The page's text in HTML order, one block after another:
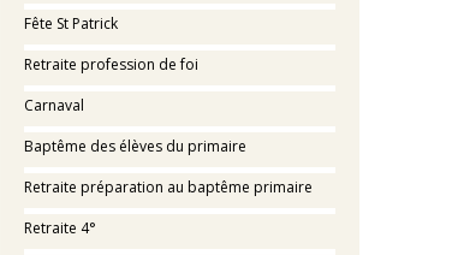
Fête St Patrick
Retraite profession de foi
Carnaval
Baptême des élèves du primaire
Retraite préparation au baptême primaire
Retraite 4°